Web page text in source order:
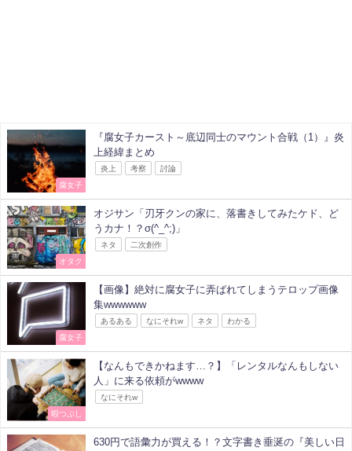
腐女子
『腐女子カースト～底辺同士のマウント合戦（1）』炎
上経緯まとめ
炎上 考察 討論
オタク
オジサン「刃牙クンの家に、落書きしてみたケド、ど
うカナ！？σ(^_^;)」
ネタ 二次創作
腐女子
【画像】絶対に腐女子に弄ばれてしまうテロップ画像
集wwwwww
あるある なにそれw ネタ わかる
暇つぶし
【なんもできかねます…？】「レンタルなんもしない
人」に来る依頼がwwww
なにそれw
630円で語彙力が買える！？文字書き垂涎の『美しい日